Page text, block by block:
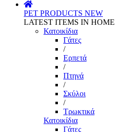
PET PRODUCTS NEW
LATEST ITEMS IN HOME
Κατοικίδια
Γάτες
/
Ερπετά
/
Πτηνά
/
Σκύλοι
/
Τρωκτικά
Κατοικίδια
Γάτες